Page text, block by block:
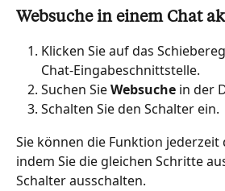
Websuche in einem Chat
Klicken Sie auf das
Chat-Eingabeschnittstelle.
Suchen Sie Websuche in der
Schalten Sie den Schalter ein.
Sie können die Funktion jederzeit
indem Sie die gleichen Schritte
Schalter ausschalten.